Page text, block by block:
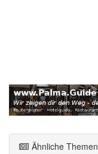
Ähnliche Themen